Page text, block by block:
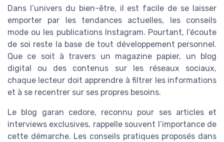
Dans l’univers du bien-être, il est facile de se laisser
emporter par les tendances actuelles, les conseils
mode ou les publications Instagram. Pourtant, l’écoute
de soi reste la base de tout développement personnel.
Que ce soit à travers un magazine papier, un blog
digital ou des contenus sur les réseaux sociaux,
chaque lecteur doit apprendre à filtrer les informations
et à se recentrer sur ses propres besoins.
Le blog garan cedore, reconnu pour ses articles et
interviews exclusives, rappelle souvent l’importance de
cette démarche. Les conseils pratiques proposés dans